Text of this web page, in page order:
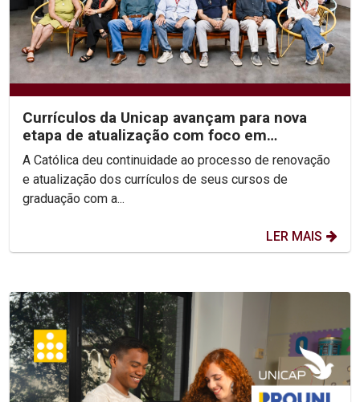
Currículos da Unicap avançam para nova
etapa de atualização com foco em
competências e habilidades
A Católica deu continuidade ao processo de renovação
e atualização dos currículos de seus cursos de
graduação com a...
LER MAIS